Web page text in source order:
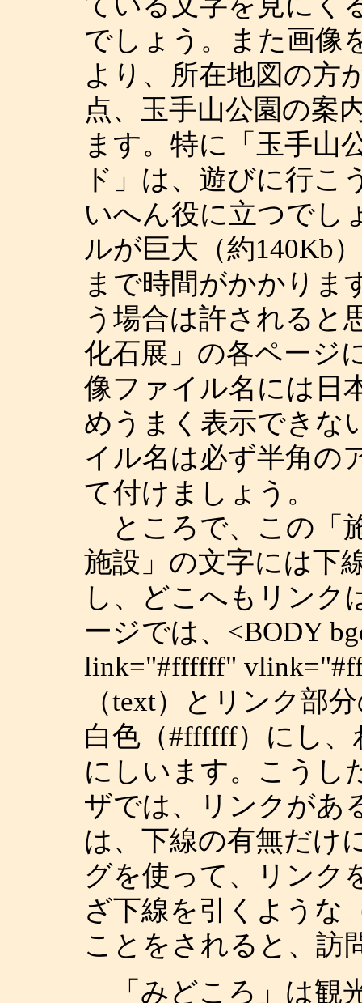
でしょう。また画像
より、所在地図の方
点、玉手山公園の案
ます。特に「玉手山
ド」は、遊びに行こ
いへん役に立つでし
ルが巨大（約140Kb
まで時間がかかりま
う場合は許されると
化石展」の各ページ
像ファイル名には日
めうまく表示できな
イル名は必ず半角の
て付けましょう。
ところで、この「
施設」の文字には下
し、どこへもリンク
ージでは、<BODY
link="#ffffff"
（text）とリンク部
白色（#ffffff）にし
にしいます。こうし
ザでは、リンクがあ
は、下線の有無だけ
グを使って、リンク
ざ下線を引くような
ことをされると、訪
「みどころ」は観